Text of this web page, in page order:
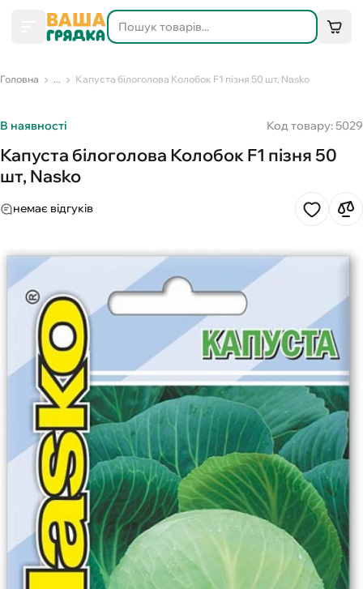
Головна ... Капуста білоголова Колобок F1 пізня 50 шт, Nasko
В наявності Код товару: 5029
Капуста білоголова Колобок F1 пізня 50
шт, Nasko
немає відгуків